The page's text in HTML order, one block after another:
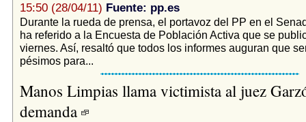
15:50 (28/04/11) Fuente: pp.es
Durante la rueda de prensa, el portavoz del PP en el
ha referido a la Encuesta de Población Activa que se
viernes. Así, resaltó que todos los informes auguran que
pésimos para...
Manos Limpias llama victimista al juez
demanda